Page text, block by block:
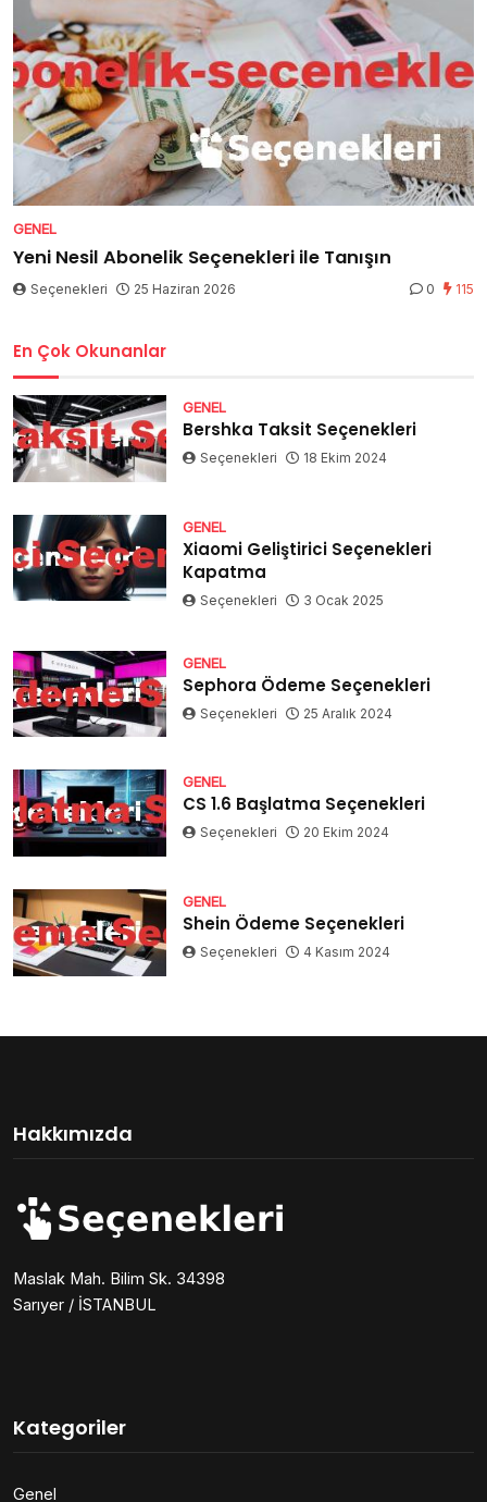
GENEL
Yeni Nesil Abonelik Seçenekleri ile Tanışın
Seçenekleri 25 Haziran 2026 0 115
En Çok Okunanlar
GENEL
Bershka Taksit Seçenekleri
Seçenekleri 18 Ekim 2024
GENEL
Xiaomi Geliştirici Seçenekleri
Kapatma
Seçenekleri 3 Ocak 2025
GENEL
Sephora Ödeme Seçenekleri
Seçenekleri 25 Aralık 2024
GENEL
CS 1.6 Başlatma Seçenekleri
Seçenekleri 20 Ekim 2024
GENEL
Shein Ödeme Seçenekleri
Seçenekleri 4 Kasım 2024
Hakkımızda
Maslak Mah. Bilim Sk. 34398
Sarıyer / İSTANBUL
Kategoriler
Genel